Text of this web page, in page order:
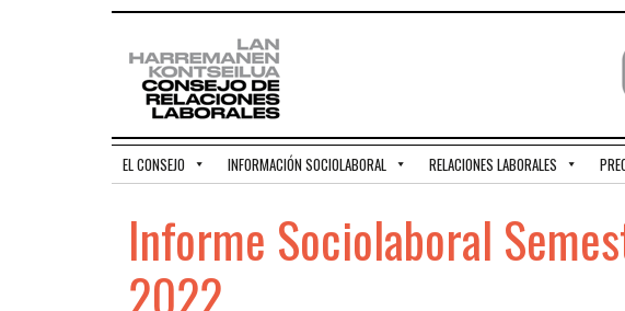
EL CONSEJO INFORMACIÓN SOCIOLABORAL RELACIONES LABORALES
Informe Sociolaboral
2022